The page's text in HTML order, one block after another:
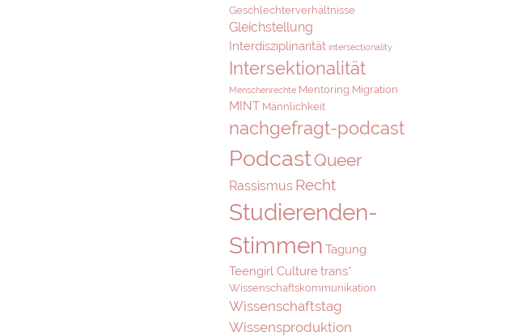
Geschlechterverhältnisse
Gleichstellung
Interdisziplinarität intersectionality
Intersektionalität
Menschenrechte Mentoring Migration
MINT Männlichkeit
nachgefragt-podcast
PodcastQueer
Rassismus Recht
Studierenden-
Stimmen Tagung
Teengirl Culturetrans*
Wissenschaftskommunikation
Wissenschaftstag
Wissensproduktion